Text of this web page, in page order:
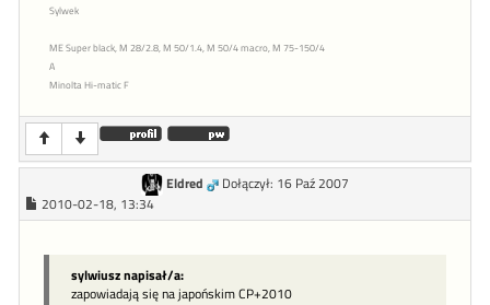
Sylwek
ME Super black, M 28/2.8, M 50/1.4, M 50/4 macro, M 75-150/4
A
Minolta Hi-matic F
Eldred
Dołączył: 16 Paź 2007
2010-02-18, 13:34
sylwiusz napisał/a:
zapowiadają się na japońskim CP+2010